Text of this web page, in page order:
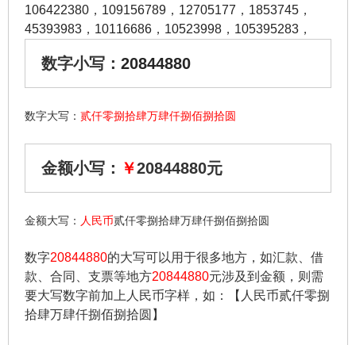
106422380 ， 109156789 ， 12705177 ， 1853745 ，
45393983 ， 10116686 ， 10523998 ， 105395283 ，
数字小写： 20844880
数字大写： 贰仟零捌拾肆万肆仟捌佰捌拾圆
金额小写： ￥20844880元
金额大写： 人民币贰仟零捌拾肆万肆仟捌佰捌拾圆
数字20844880的大写可以用于很多地方，如汇款、借
款、合同、支票等地方20844880元涉及到金额，则需
要大写数字前加上人民币字样，如：【人民币贰仟零捌
拾肆万肆仟捌佰捌拾圆】